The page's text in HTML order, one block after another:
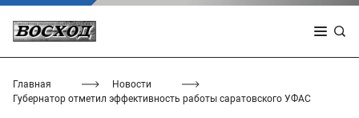
Главная
Новости
Губернатор отметил эффективность работы саратовского УФАС